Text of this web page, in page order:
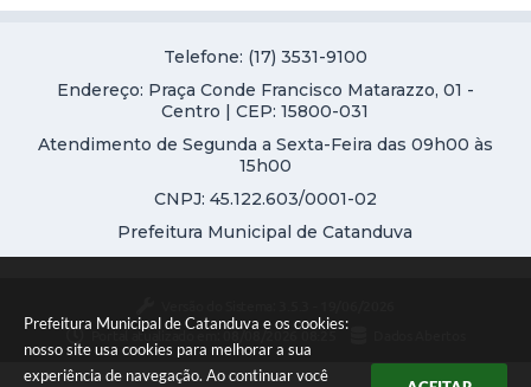
Prefeitura Municipal de Catanduva e os cookies:
nosso site usa cookies para melhorar a sua
experiência de navegação. Ao continuar você
Telefone: (17) 3531-9100
Endereço: Praça Conde Francisco Matarazzo, 01 -
Centro | CEP: 15800-031
Atendimento de Segunda a Sexta-Feira das 09h00 às
15h00
CNPJ: 45.122.603/0001-02
Prefeitura Municipal de Catanduva
Portal atualizado em: